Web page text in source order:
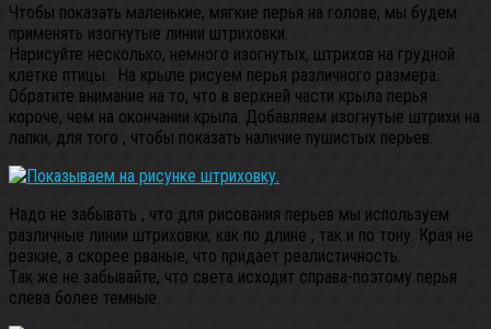
Чтобы показать маленькие, мягкие перья на голове, мы будем
применять изогнутые линии штриховки.
Нарисуйте несколько, немного изогнутых, штрихов на грудной
клетке птицы. На крыле рисуем перья различного размера.
Обратите внимание на то, что в верхней части крыла перья
короче, чем на окончании крыла. Добавляем изогнутые штрихи на
лапки, для того , чтобы показать наличие пушистых перьев.
Надо не забывать , что для рисования перьев мы используем
различные линии штриховки, как по длине , так и по тону. Края не
резкие, а скорее рваные, что придает реалистичность.
Так же не забывайте, что света исходит справа-поэтому перья
слева более темные.